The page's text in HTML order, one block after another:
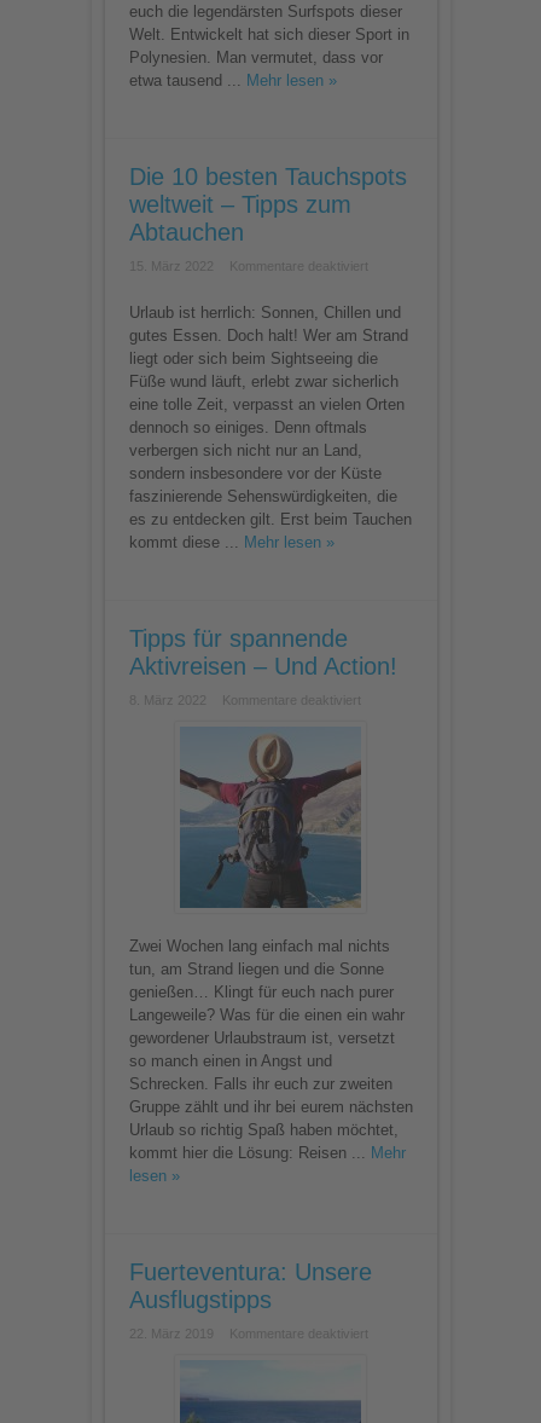
euch die legendärsten Surfspots dieser
Welt. Entwickelt hat sich dieser Sport in
Polynesien. Man vermutet, dass vor
etwa tausend ...
Mehr lesen »
Die 10 besten Tauchspots
weltweit – Tipps zum
Abtauchen
15. März 2022 Kommentare deaktiviertfür
besten
Tauchspots
weltweit
–
Tipps
zum
Abtauchen
Urlaub ist herrlich: Sonnen, Chillen und
gutes Essen. Doch halt! Wer am Strand
liegt oder sich beim Sightseeing die
Füße wund läuft, erlebt zwar sicherlich
eine tolle Zeit, verpasst an vielen Orten
dennoch so einiges. Denn oftmals
verbergen sich nicht nur an Land,
sondern insbesondere vor der Küste
faszinierende Sehenswürdigkeiten, die
es zu entdecken gilt. Erst beim Tauchen
kommt diese ...
Mehr lesen »
Tipps für spannende
Aktivreisen – Und Action!
8. März 2022 Kommentare deaktiviertfür
–
Zwei Wochen lang einfach mal nichts
tun, am Strand liegen und die Sonne
genießen… Klingt für euch nach purer
Langeweile? Was für die einen ein wahr
gewordener Urlaubstraum ist, versetzt
so manch einen in Angst und
Schrecken. Falls ihr euch zur zweiten
Gruppe zählt und ihr bei eurem nächsten
Urlaub so richtig Spaß haben möchtet,
kommt hier die Lösung: Reisen ...
Mehr
lesen »
Fuerteventura: Unsere
Ausflugstipps
22. März 2019 Kommentare deaktiviertfür